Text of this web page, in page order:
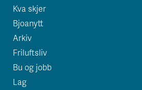
Kva skjer
Bjoanytt
Arkiv
Friluftsliv
Bu og jobb
Lag